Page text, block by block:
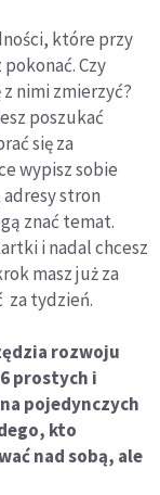
które przy
Czy
nimi zmierzyć?
poszukać
się za
wypisz sobie
stron
znać temat.
i nadal chcesz
masz już za
za tydzień.
rozwoju
prostych i
pojedynczych
kto
nad sobą, ale